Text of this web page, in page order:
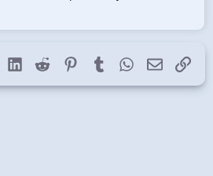
LinkedInReddit PinterestTumblr WhatsApp
E-postaLink